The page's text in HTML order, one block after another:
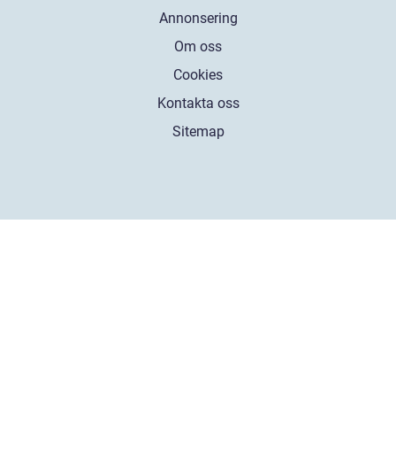
Annonsering
Om oss
Cookies
Kontakta oss
Sitemap